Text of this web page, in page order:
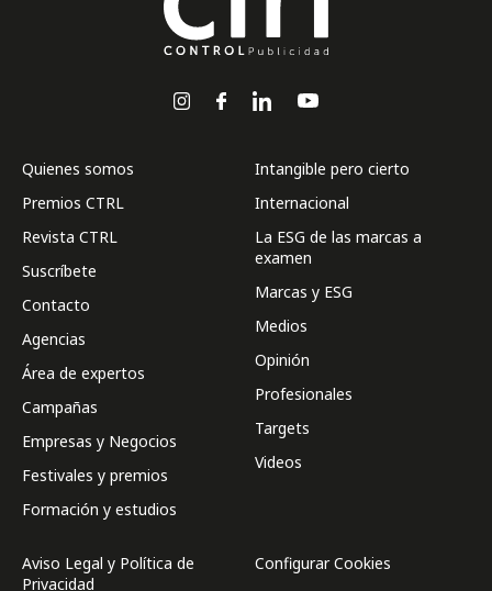
Quienes somos
Premios CTRL
Revista CTRL
Suscríbete
Contacto
Agencias
Área de expertos
Campañas
Empresas y Negocios
Festivales y premios
Formación y estudios
Intangible pero cierto
Internacional
La ESG de las marcas a
examen
Marcas y ESG
Medios
Opinión
Profesionales
Targets
Videos
Aviso Legal y Política de
Privacidad
Configurar Cookies